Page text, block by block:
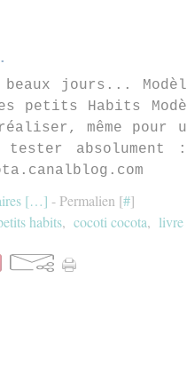
jours... Modèl
petits Habits Modè
même pour u
absolument :
[…] - Permalien [#]
habits, cocoti cocota, livre